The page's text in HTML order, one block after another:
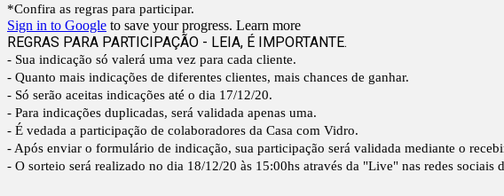
*Confira as regras para participar.
Sign in to Google to save your progress. Learn more
REGRAS PARA PARTICIPAÇÃO - LEIA, É IMPORTANTE.
- Sua indicação só valerá uma vez para cada cliente.
- Quanto mais indicações de diferentes clientes, mais chances de ganhar.
- Só serão aceitas indicações até o dia 17/12/20.
- Para indicações duplicadas, será validada apenas uma.
- É vedada a participação de colaboradores da Casa com Vidro.
- Após enviar o formulário de indicação, sua participação será validada mediante o
- O sorteio será realizado no dia 18/12/20 às 15:00hs através da "Live" nas redes sociais